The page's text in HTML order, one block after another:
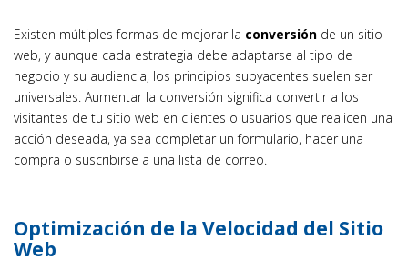
Existen múltiples formas de mejorar la conversión de un sitio
web, y aunque cada estrategia debe adaptarse al tipo de
negocio y su audiencia, los principios subyacentes suelen ser
universales. Aumentar la conversión significa convertir a los
visitantes de tu sitio web en clientes o usuarios que realicen una
acción deseada, ya sea completar un formulario, hacer una
compra o suscribirse a una lista de correo.
Optimización de la Velocidad del Sitio
Web